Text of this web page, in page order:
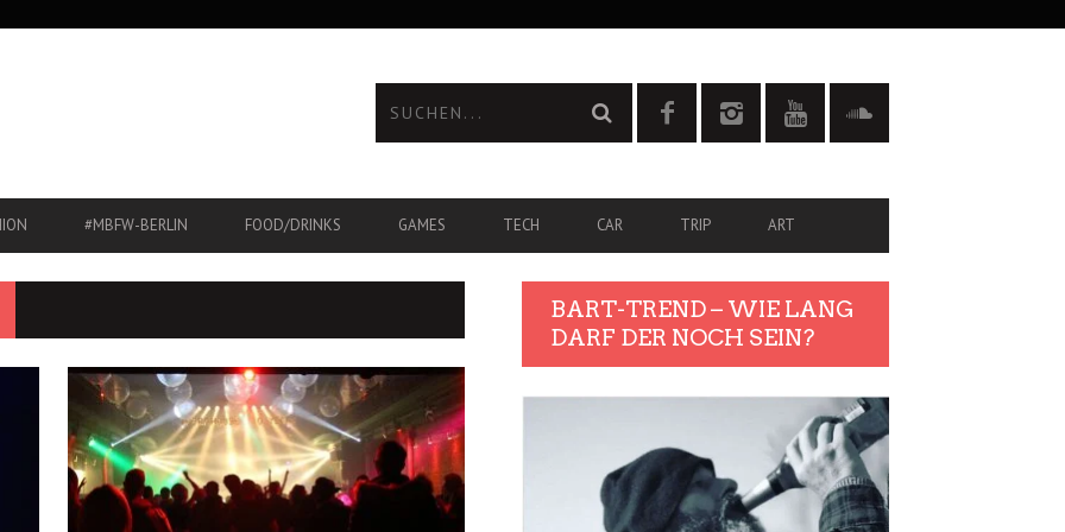
#MBFW-BERLIN FOOD/DRINKS GAMES TECH CAR TRIP ART
BART-TREND – WIE LANG
DARF DER NOCH SEIN?